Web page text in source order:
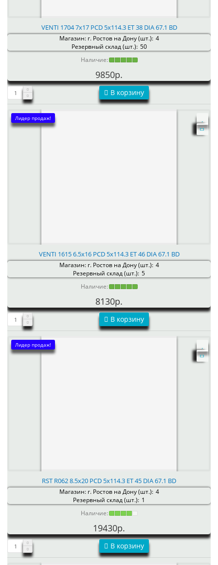
VENTI 1704 7x17 PCD 5x114.3 ET 38 DIA 67.1 BD
Магазин: г. Ростов на Дону (шт.): 4
Резервный склад (шт.): 50
Наличие:
9850р.
В корзину
Лидер продаж!
VENTI 1615 6.5x16 PCD 5x114.3 ET 46 DIA 67.1 BD
Магазин: г. Ростов на Дону (шт.): 4
Резервный склад (шт.): 5
Наличие:
8130р.
В корзину
Лидер продаж!
RST R062 8.5x20 PCD 5x114.3 ET 45 DIA 67.1 BD
Магазин: г. Ростов на Дону (шт.): 4
Резервный склад (шт.): 1
Наличие:
19430р.
В корзину